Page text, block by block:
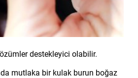
destekleyici olabilir.
mutlaka bir kulak burun boğaz